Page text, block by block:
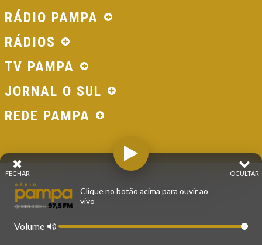
RÁDIO PAMPA
RÁDIOS
TV PAMPA
JORNAL O SUL
REDE PAMPA
© 2026 - Direitos Reservados - Rádio Pampa - Rede
Pampa de Comunicação | RS - Brasil.
OCULTAR
FECHAR
Clique no botão acima para ouvir ao
vivo
Volume